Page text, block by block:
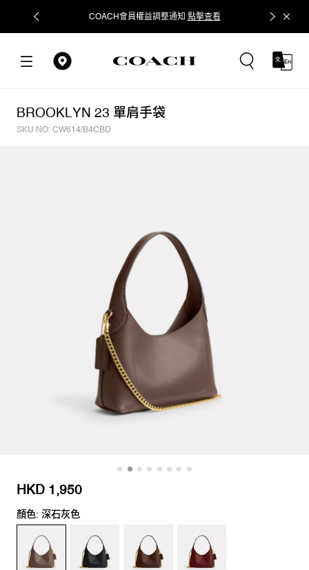
COACH會員權益調整通知 點擊查看 立即追蹤
BROOKLYN 23 單肩手袋
SKU NO: CW614/B4CBD
HKD 1,950
顏色: 深石灰色